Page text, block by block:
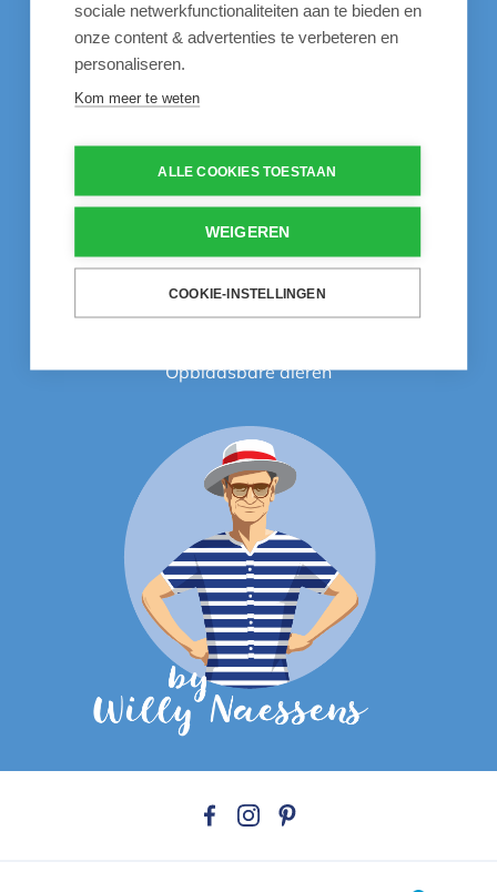
Life is better at the pool
Onze aanbevelingen
Chloortabletten
pH plus
Opblaasbare dieren
sociale netwerkfunctionaliteiten aan te bieden en
onze content & advertenties te verbeteren en
personaliseren.
Kom meer te weten
ALLE COOKIES TOESTAAN
WEIGEREN
COOKIE-INSTELLINGEN